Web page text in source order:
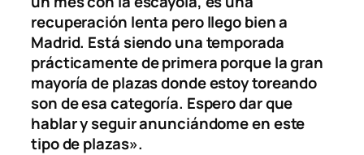
recuperación lenta pero llego bien a
Madrid. Está siendo una temporada
prácticamente de primera porque la gran
mayoría de plazas donde estoy toreando
son de esa categoría. Espero dar que
hablar y seguir anunciándome en este
tipo de plazas».